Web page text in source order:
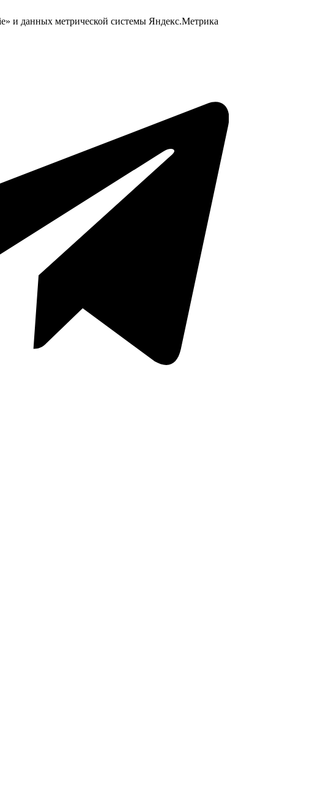
и данных метрической системы Яндекс.Метрика